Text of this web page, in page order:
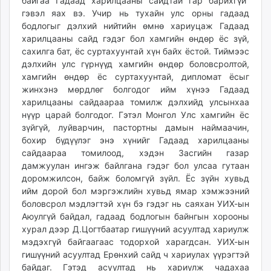
гэвэл яах вэ. Учир нь тухайн улс орны гадаад
бодлогыг дэлхий нийтийн өмнө хариуцаж Гадаад
харилцааны сайд гэдэг бол хамгийн өндөр ёс зүй,
сахилга бат, ёс суртахуунтай хүн байх ёстой. Тиймээс
дэлхийн улс гүрнүүд хамгийн өндөр боловсролтой,
хамгийн өндөр ёс суртахуунтай, дипломат ёсыг
жинхэнэ мөрдлөг болгодог ийм хүнээ Гадаад
харилцааны сайдаараа томилж дэлхийд улсынхаа
нүүр царай болгодог. Гэтэл Монгол Улс хамгийн ёс
зүйгүй, луйварчин, пастортны дамын наймаачин,
бохир бүдүүлэг энэ хүнийг Гадаад харилцааны
сайдаараа томилоод, хэдэн Засгийн газар
дамжуулан ингэж байлгана гэдэг бол улсаа гутаан
доромжилсон, байж боломгүй зүйл. Ёс зүйн хувьд
ийм дорой бол мэргэжлийн хувьд ямар хэмжээний
боловсрол мэдлэгтэй хүн бэ гэдэг нь саяхан УИХ-ын
Аюулгүй байдал, гадаад бодлогын байнгын хорооны
хурал дээр Д.Цогтбаатар гишүүний асуултад хариулж
мэдэхгүй байгаагаас тодорхой харагдсан. УИХ-ын
гишүүний асуултад Ерөнхий сайд ч хариулах үүрэгтэй
байдаг. Гэтэд асуултад нь хариулж чадахаа